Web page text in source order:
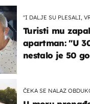
"I DALJE SU PLESALI,
Turisti mu
apartman: "U
nestalo je 50
ČEKA SE NALAZ